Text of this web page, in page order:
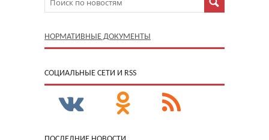
НОРМАТИВНЫЕ ДОКУМЕНТЫ
CОЦИАЛЬНЫЕ СЕТИ И RSS